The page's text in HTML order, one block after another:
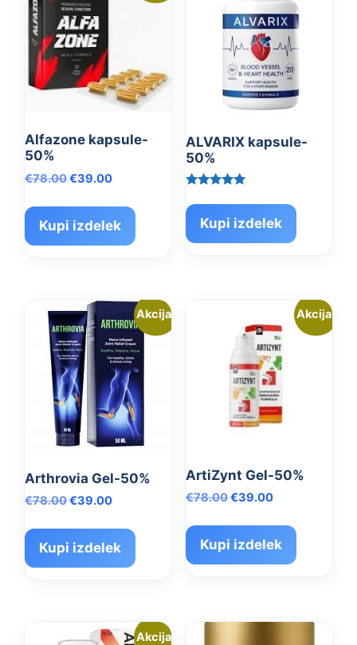
Alfazone kapsule-
50%
€78.00Izvirna
je
bila:
€78.00.
€39.00Trenutna
je:
€39.00.
Kupi izdelek
ALVARIX kapsule-
50%
5.00
od 5Kupi izdelek
Akcija!
Arthrovia Gel-50%
€78.00Izvirna
je
bila:
€78.00.
€39.00Trenutna
je:
€39.00.
Kupi izdelek
Akcija!
ArtiZynt Gel-50%
€78.00Izvirna
je
bila:
€78.00.
€39.00Trenutna
je:
€39.00.
Kupi izdelek
Akcija!